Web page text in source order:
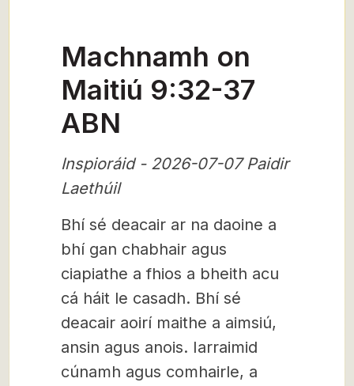
Machnamh on
Maitiú 9:32-37
ABN
Inspioráid - 2026-07-07 Paidir
Laethúil
Bhí sé deacair ar na daoine a
bhí gan chabhair agus
ciapiathe a fhios a bheith acu
cá háit le casadh. Bhí sé
deacair aoirí maithe a aimsiú,
ansin agus anois. Iarraimid
cúnamh agus comhairle, a